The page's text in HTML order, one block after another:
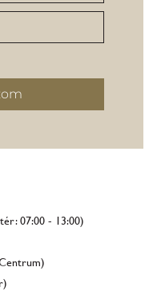
07:00 - 13:00)